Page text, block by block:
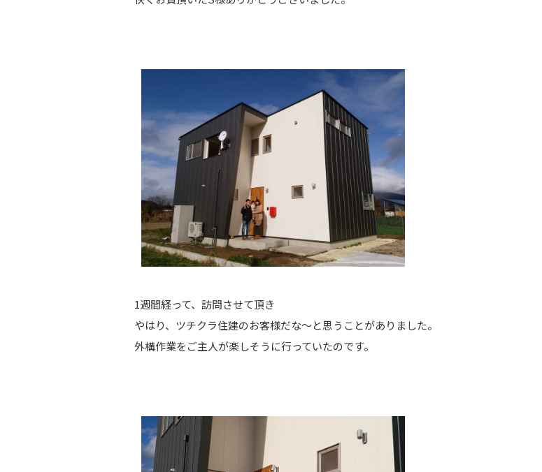
1週間経って、訪問させて頂き
やはり、ツチクラ住建のお客様だな～と思うことがありました。
外構作業をご主人が楽しそうに行っていたのです。